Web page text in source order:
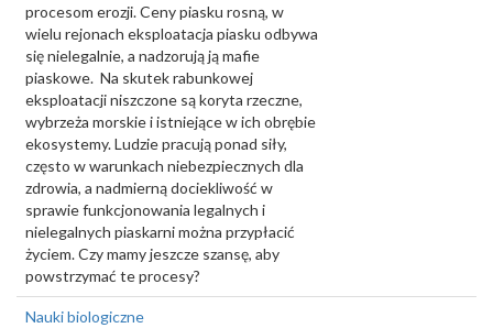
procesom erozji. Ceny piasku rosną, w
wielu rejonach eksploatacja piasku odbywa
się nielegalnie, a nadzorują ją mafie
piaskowe. Na skutek rabunkowej
eksploatacji niszczone są koryta rzeczne,
wybrzeża morskie i istniejące w ich obrębie
ekosystemy. Ludzie pracują ponad siły,
często w warunkach niebezpiecznych dla
zdrowia, a nadmierną dociekliwość w
sprawie funkcjonowania legalnych i
nielegalnych piaskarni można przypłacić
życiem. Czy mamy jeszcze szansę, aby
powstrzymać te procesy?
Nauki biologiczne